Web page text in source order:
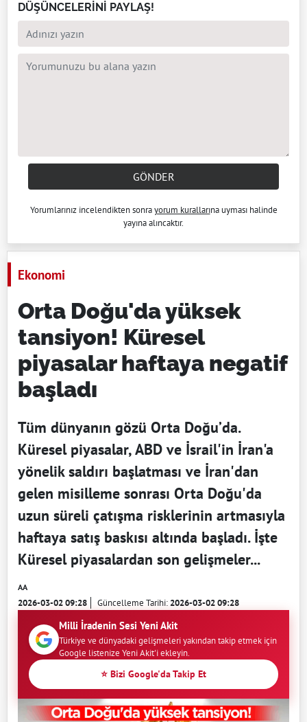
DÜŞÜNCELERİNİ PAYLAŞ!
GÖNDER
Yorumlarınız incelendikten sonrayorum kurallarına uyması halinde
yayına alıncaktır.
Ekonomi
Orta Doğu'da yüksek
tansiyon! Küresel
piyasalar haftaya negatif
başladı
Tüm dünyanın gözü Orta Doğu’da.
Küresel piyasalar, ABD ve İsrail'in İran'a
yönelik saldırı başlatması ve İran'dan
gelen misilleme sonrası Orta Doğu'da
uzun süreli çatışma risklerinin artmasıyla
haftaya satış baskısı altında başladı. İşte
Küresel piyasalardan son gelişmeler...
AA
2026-03-02 09:28 Güncelleme Tarihi:2026-03-02 09:28
Milli İradenin Sesi Yeni Akit
Türkiye ve dünyadaki gelişmeleri yakından takip etmek için
Google listenize Yeni Akit'i ekleyin.
⭐ Bizi Google'da Takip Et